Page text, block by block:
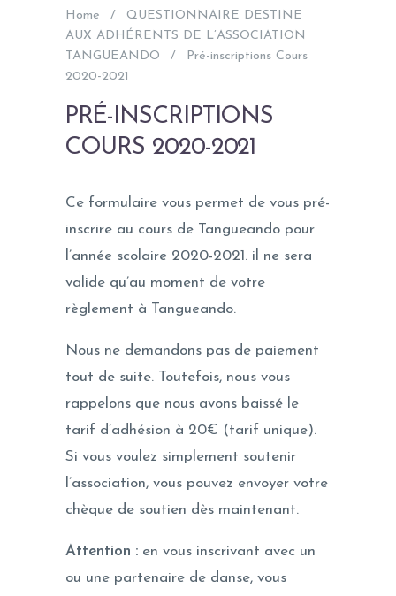
Home
QUESTIONNAIRE DESTINE
AUX ADHÉRENTS DE L’ASSOCIATION
TANGUEANDO
Pré-inscriptions Cours
2020-2021
PRÉ-INSCRIPTIONS
COURS 2020-2021
Ce formulaire vous permet de vous pré-
inscrire au cours de Tangueando pour
l’année scolaire 2020-2021. il ne sera
valide qu’au moment de votre
règlement à Tangueando.
Nous ne demandons pas de paiement
tout de suite. Toutefois, nous vous
rappelons que nous avons baissé le
tarif d’adhésion à 20€ (tarif unique).
Si vous voulez simplement soutenir
l’association, vous pouvez envoyer votre
chèque de soutien dès maintenant.
Attention : en vous inscrivant avec un
ou une partenaire de danse, vous